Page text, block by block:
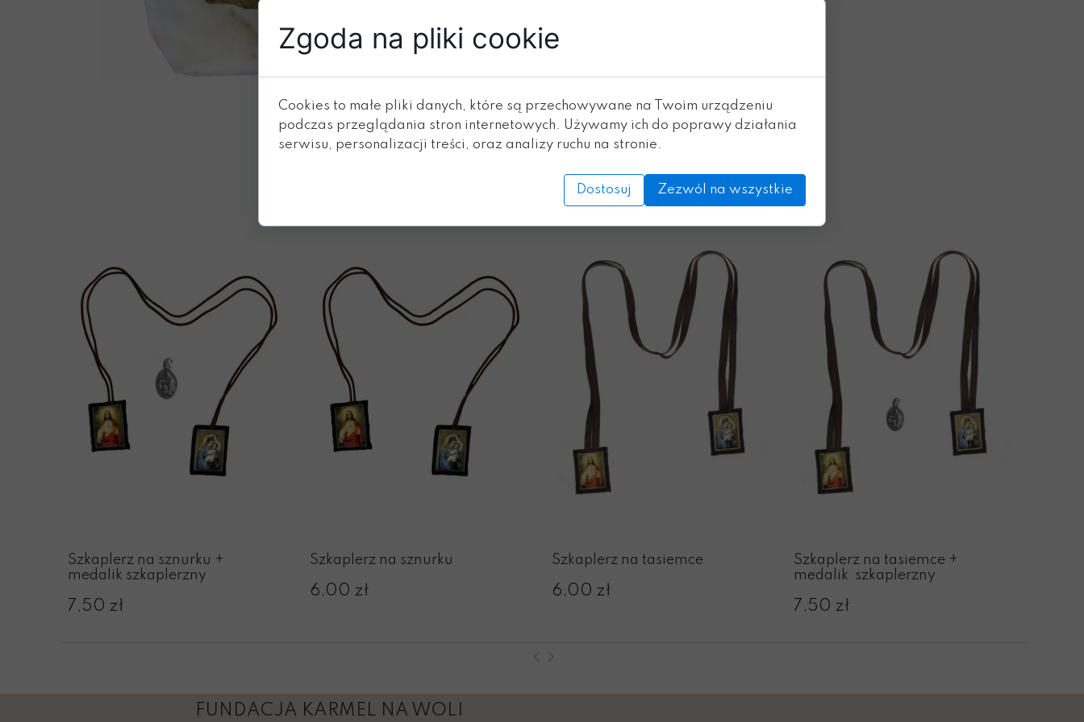
Dodaj do koszyka
ZOBACZ RÓWNIEŻ
Szkaplerz na sznurku +
medalik szkaplerzny
7,50 zł
Szkaplerz na sznurku
6,00 zł
Szkaplerz na tasiemce
6,00 zł
Szkaplerz na tasiemce +
medalik szkaplerzny
7,50 zł
FUNDACJA KARMEL NA WOLI
Zgoda na pliki cookie
Cookies to małe pliki danych, które są przechowywane na Twoim urządzeniu
podczas przeglądania stron internetowych. Używamy ich do poprawy działania
serwisu, personalizacji treści, oraz analizy ruchu na stronie.
Dostosuj Zezwól na wszystkie